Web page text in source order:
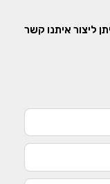
ליצור איתנו קשר